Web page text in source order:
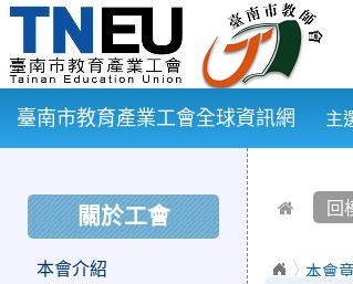
臺南市教育產業工會全球資訊網 主
回
本會
關於工會
本會介紹